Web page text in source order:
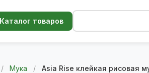
Каталог товаров
/ Мука / Asia Rise клейкая рисовая